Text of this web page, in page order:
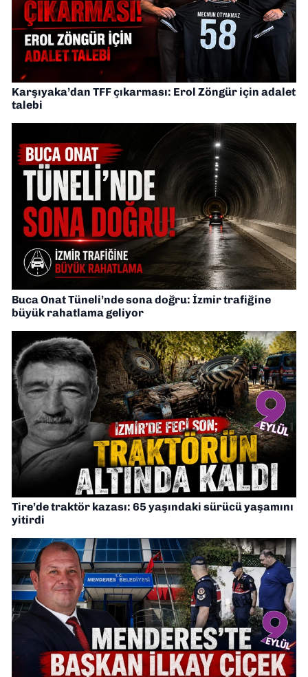
Karşıyaka’dan TFF çıkarması: Erol Zöngür için adalet
talebi
Buca Onat Tüneli’nde sona doğru: İzmir trafiğine
büyük rahatlama geliyor
Tire’de traktör kazası: 65 yaşındaki sürücü yaşamını
yitirdi